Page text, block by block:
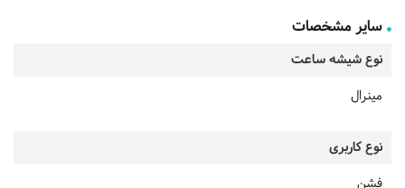
سایر مشخصات
نوع شیشه ساعت
مینرال
نوع کاربری